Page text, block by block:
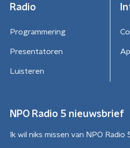
Radio
Programmering
Presentatoren
Luisteren
NPO Radio 5 nieuwsbrief
Ik wil niks missen van NPO Radio